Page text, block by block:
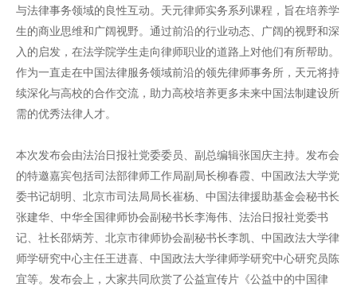
与法律事务领域的良性互动。天元律师实务系列课程，旨在培养学
生的商业思维和广阔视野。通过前沿的行业动态、广阔的视野和深
入的启发，在法学院学生走向律师职业的道路上对他们有所帮助。
作为一直走在中国法律服务领域前沿的领先律师事务所，天元将持
续深化与高校的合作交流，助力高校培养更多未来中国法制建设所
需的优秀法律人才。
本次发布会由法治日报社党委委员、副总编辑张国庆主持。发布会
的特邀嘉宾包括司法部律师工作局副局长柳春霞、中国政法大学党
委书记胡明、北京市司法局局长崔杨、中国法律援助基金会秘书长
张建华、中华全国律师协会副秘书长李海伟、法治日报社党委书
记、社长邵炳芳、北京市律师协会副秘书长李凯、中国政法大学律
师学研究中心主任王进喜、中国政法大学律师学研究中心研究员陈
宜等。发布会上，大家共同欣赏了公益宣传片《公益中的中国律